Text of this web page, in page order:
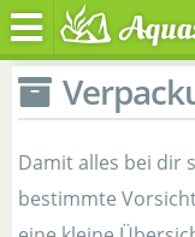
Damit alles bei dir
bestimmte